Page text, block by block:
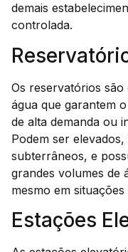
demais
controlada.
Os reservatórios
água que garantem
de alta demanda ou
Podem ser
subterrâneos, e
grandes volumes de
mesmo em situações
Estações